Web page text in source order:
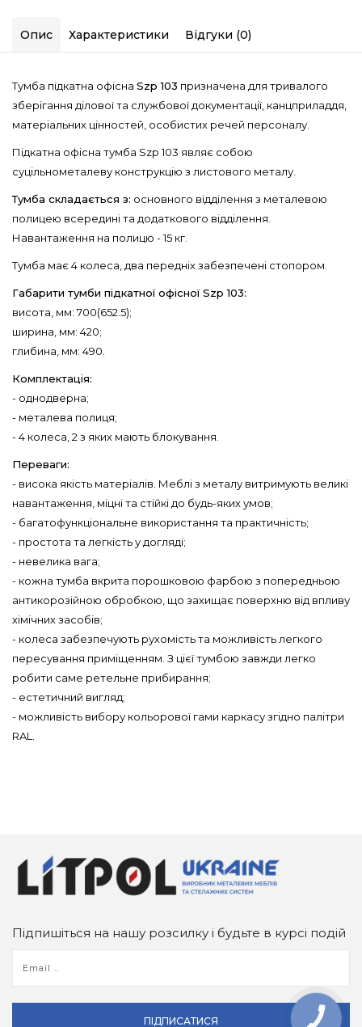
Опис Характеристики Відгуки (0)
Тумба підкатна офісна Szp 103 призначена для тривалого
зберігання ділової та службової документації, канцприладдя,
матеріальних цінностей, особистих речей персоналу.
Підкатна офісна тумба Szp 103 являє собою
суцільнометалеву конструкцію з листового металу.
Тумба складається з: основного відділення з металевою
полицею всередині та додаткового відділення.
Навантаження на полицю - 15 кг.
Тумба має 4 колеса, два передніх забезпечені стопором.
Габарити тумби підкатної офісної Szp 103:
висота, мм: 700(652.5);
ширина, мм: 420;
глибина, мм: 490.
Комплектація:
- однодверна;
- металева полиця;
- 4 колеса, 2 з яких мають блокування.
Переваги:
- висока якість матеріалів. Меблі з металу витримують великі
навантаження, міцні та стійкі до будь-яких умов;
- багатофункціональне використання та практичність;
- простота та легкість у догляді;
- невелика вага;
- кожна тумба вкрита порошковою фарбою з попередньою
антикорозійною обробкою, що захищає поверхню від впливу
хімічних засобів;
- колеса забезпечують рухомість та можливість легкого
пересування приміщенням. З цієї тумбою завжди легко
робити саме ретельне прибирання;
- естетичний вигляд;
- можливість вибору кольорової гами каркасу згідно палітри
RAL.
Підпишіться на нашу розсилку і будьте в курсі подій
ПІДПИСАТИСЯ
КНОПКА
ЗВ'ЯЗКУ